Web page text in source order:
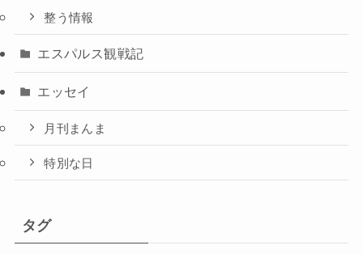
整う情報
エスパルス観戦記
エッセイ
月刊まんま
特別な日
タグ